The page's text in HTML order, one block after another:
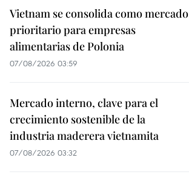
Vietnam se consolida como mercado
prioritario para empresas
alimentarias de Polonia
07/08/2026 03:59
Mercado interno, clave para el
crecimiento sostenible de la
industria maderera vietnamita
07/08/2026 03:32